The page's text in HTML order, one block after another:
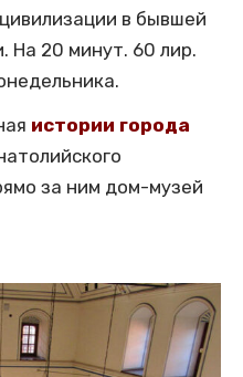
в бывшей
На 20 минут. 60 лир.
истории города
за ним дом-музей